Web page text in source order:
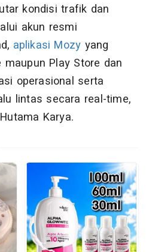
kondisi trafik dan
akun resmi
aplikasi Mozy yang
Play Store dan
operasional serta
lintas secara real-time,
Karya.